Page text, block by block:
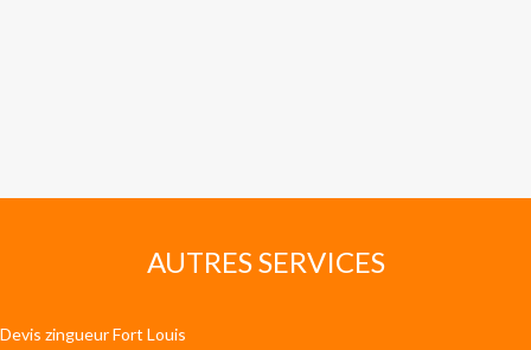
AUTRES SERVICES
Devis zingueur Fort Louis